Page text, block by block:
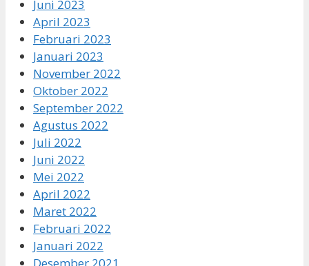
Juni 2023
April 2023
Februari 2023
Januari 2023
November 2022
Oktober 2022
September 2022
Agustus 2022
Juli 2022
Juni 2022
Mei 2022
April 2022
Maret 2022
Februari 2022
Januari 2022